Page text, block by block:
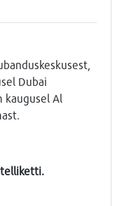
Dubai
kaugusel Al